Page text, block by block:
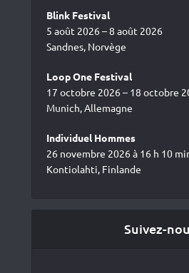
Blink Festival
5 août 2026 – 8 août 2026
Sandnes, Norvège
Loop One Festival
17 octobre 2026 – 18 octobre
Munich, Allemagne
Individuel Hommes
26 novembre 2026 à 16 h 10
Kontiolahti, Finlande
Suivez-